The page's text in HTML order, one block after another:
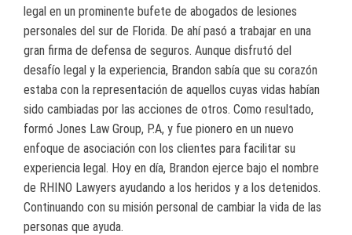
legal en un prominente bufete de abogados de lesiones
personales del sur de Florida. De ahí pasó a trabajar en una
gran firma de defensa de seguros. Aunque disfrutó del
desafío legal y la experiencia, Brandon sabía que su corazón
estaba con la representación de aquellos cuyas vidas habían
sido cambiadas por las acciones de otros. Como resultado,
formó Jones Law Group, P.A, y fue pionero en un nuevo
enfoque de asociación con los clientes para facilitar su
experiencia legal. Hoy en día, Brandon ejerce bajo el nombre
de RHINO Lawyers ayudando a los heridos y a los detenidos.
Continuando con su misión personal de cambiar la vida de las
personas que ayuda.